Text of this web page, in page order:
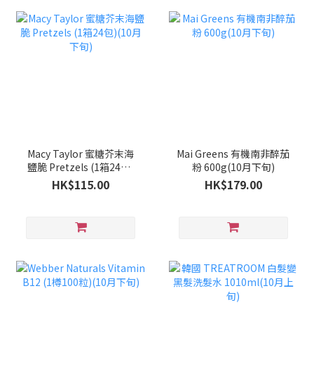
Macy Taylor 蜜糖芥末海
鹽脆 Pretzels (1箱24包)
(10月下旬)
HK$115.00
Mai Greens 有機南非醉茄
粉 600g(10月下旬)
HK$179.00